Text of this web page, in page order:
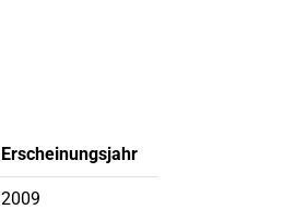
Erscheinungsjahr
2009